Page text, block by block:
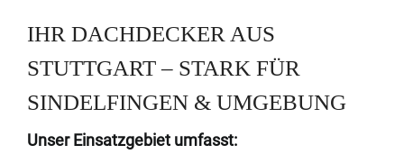
IHR DACHDECKER AUS
STUTTGART – STARK FÜR
SINDELFINGEN & UMGEBUNG
Unser Einsatzgebiet umfasst: